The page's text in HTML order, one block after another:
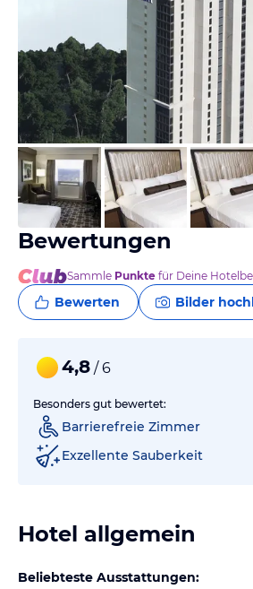
vom Hotelier, Juli 2009
Bewertungen
Sammle Punkte für Deine
Bewerten Bilder
4,8 / 6
Besonders gut bewertet:
Barrierefreie Zimmer
Exzellente Sauberkeit
Hotel allgemein
Beliebteste Ausstattungen: